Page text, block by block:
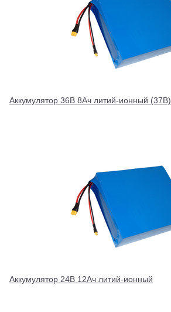
Аккумулятор 36В 8Ач литий-ионный (37В)
Аккумулятор 24В 12Ач литий-ионный